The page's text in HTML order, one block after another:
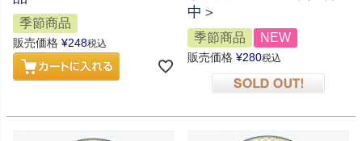
季節商品
販売価格 ¥248税込
中＞
季節商品 NEW
販売価格 ¥280税込